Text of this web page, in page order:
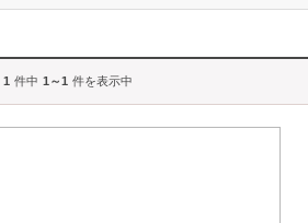
1 件中 1～1 件を表示中